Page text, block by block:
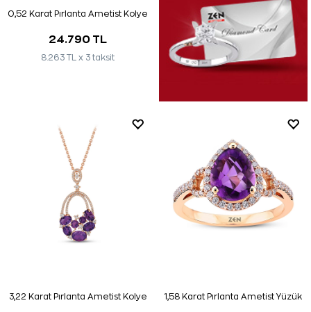
0,52 Karat Pırlanta Ametist Kolye
24.790 TL
8.263 TL x 3 taksit
3,22 Karat Pırlanta Ametist Kolye 1,58 Karat Pırlanta Ametist Yüzük